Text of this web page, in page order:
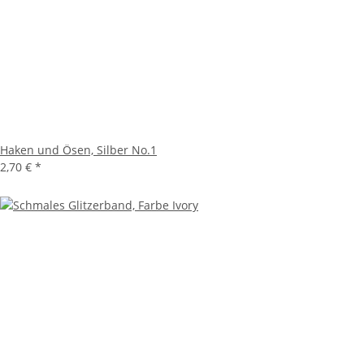
Haken und Ösen, Silber No.1
2,70 € *